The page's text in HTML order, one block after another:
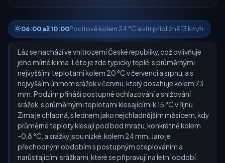
06:00 až 10:00Pocitově kolem 24 °C a vítr přibližně 13 km/h.
Láz se nachází ve vnitrozemí České republiky, což ovlivňuje
jeho mírné klima. Léto je zde typicky teplé, s průměrnými
nejvyššími teplotami kolem 20 °C v červenci a srpnu, a s
nejvyšším úhrnem srážek v červnu, který dosahuje kolem 73
mm. Podzim přináší postupné ochlazování a snižování
srážek, s průměrnými teplotami klesajícími k 15 °C v říjnu.
Zima je chladná, s lednem jako nejchladnějším měsícem, kdy
průměrné teploty klesají pod bod mrazu, konkrétně kolem
-0,8 °C, a srážky jsou nízké, kolem 24 mm. Jaro je
přechodným obdobím s postupným oteplováním a
narůstajícími srážkami, které se připravují na letní období.